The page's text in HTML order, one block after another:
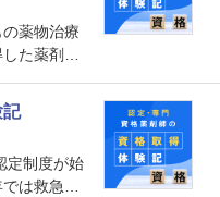
薬物治療
た薬剤師
専門性を
寄り添え
法認定薬
記
定制度が始
は救急病